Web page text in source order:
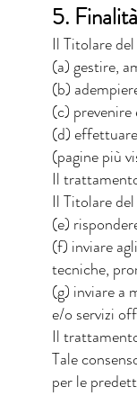
5.
Il Titolare
(a) gestire,
(b)
(c)
(d)
(pagine più
Il
Il Titolare
(e)
(f) inviare
tecniche,
(g) inviare a
e/o servizi
Il
Tale
per le